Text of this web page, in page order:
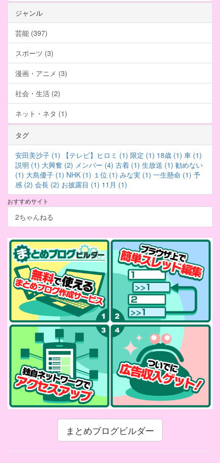
ジャンル
芸能 (397)
スポーツ (3)
漫画・アニメ (3)
社会・生活 (2)
ネット・ネタ (1)
タグ
安田美沙子 (1) 【テレビ】ヒロミ (1) 限定 (1) 18歳 (1) 車 (1)
説明 (1) 大興奮 (2) メンバー (4) 古着 (1) 生放送 (1) 勧めない
(1) 大島優子 (1) NHK (1) １位 (1) みな実 (1) 一生懸命 (1) 予
感 (2) 会長 (2) お披露目 (1) 11月 (1)
おすすめサイト
2ちゃんねる
まとめブログビルダー